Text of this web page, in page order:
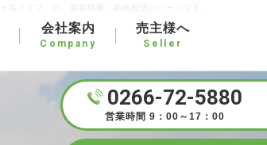
0266-72-5880
営業時間 9：00～17：00
会社案内
Company
売主様へ
Seller